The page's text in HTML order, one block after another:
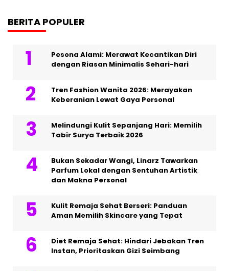
BERITA POPULER
Pesona Alami: Merawat Kecantikan Diri
dengan Riasan Minimalis Sehari-hari
Tren Fashion Wanita 2026: Merayakan
Keberanian Lewat Gaya Personal
Melindungi Kulit Sepanjang Hari: Memilih
Tabir Surya Terbaik 2026
Bukan Sekadar Wangi, Linarz Tawarkan
Parfum Lokal dengan Sentuhan Artistik
dan Makna Personal
Kulit Remaja Sehat Berseri: Panduan
Aman Memilih Skincare yang Tepat
Diet Remaja Sehat: Hindari Jebakan Tren
Instan, Prioritaskan Gizi Seimbang